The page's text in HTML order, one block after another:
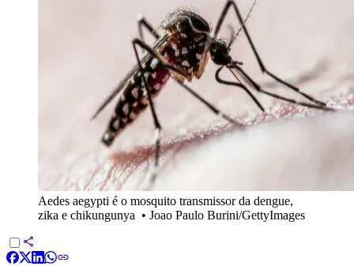
Aedes aegypti é o mosquito transmissor da dengue,
zika e chikungunya • Joao Paulo Burini/GettyImages